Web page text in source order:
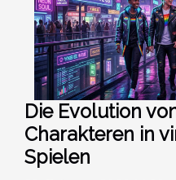
Die Evolution
Charakteren in
Spielen